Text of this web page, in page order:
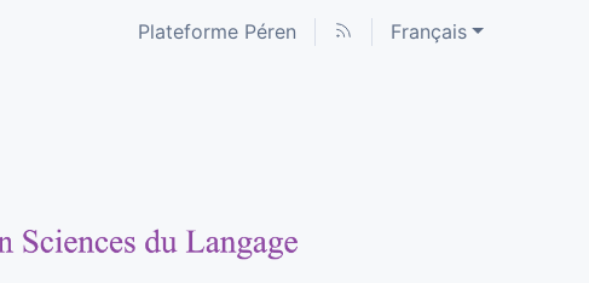
Plateforme Péren Français